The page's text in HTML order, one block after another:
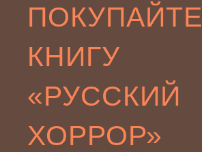
ПОКУПАЙТЕ
КНИГУ
«РУССКИЙ
ХОРРОР»